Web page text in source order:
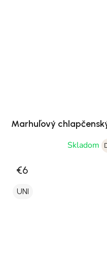
Marhuľový
Skladom
€6
UNI